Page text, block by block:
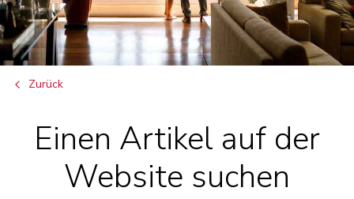
Zurück
Einen Artikel auf der
Website suchen